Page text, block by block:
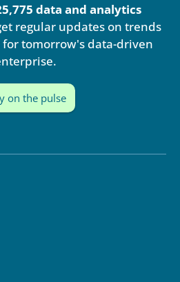
d
i
n
b
e
data and analytics
regular updates on trends
tomorrow's data-driven
on the pulse